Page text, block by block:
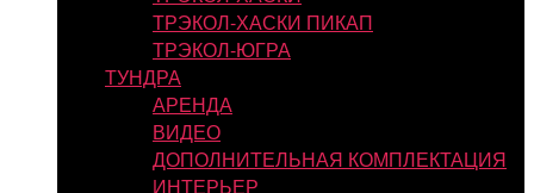
ТРЭКОЛ-ХАСКИ ПИКАП
ТРЭКОЛ-ЮГРА
ТУНДРА
АРЕНДА
ВИДЕО
ДОПОЛНИТЕЛЬНАЯ КОМПЛЕКТАЦИЯ
ИНТЕРЬЕР